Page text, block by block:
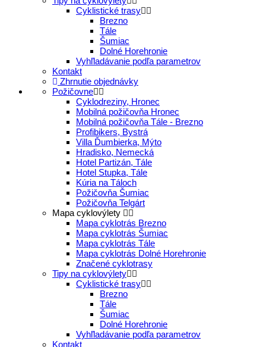
Cyklistické trasy
Brezno
Tále
Šumiac
Dolné Horehronie
Vyhľladávanie podľa parametrov
Kontakt
Zhrnutie objednávky
Požičovne
Cyklodreziny, Hronec
Mobilná požičovňa Hronec
Mobilná požičovňa Tále - Brezno
Profibikers, Bystrá
Villa Ďumbierka, Mýto
Hradisko, Nemecká
Hotel Partizán, Tále
Hotel Stupka, Tále
Kúria na Táloch
Požičovňa Šumiac
Požičovňa Telgárt
Mapa cyklovýlety
Mapa cyklotrás Brezno
Mapa cyklotrás Šumiac
Mapa cyklotrás Tále
Mapa cyklotrás Dolné Horehronie
Značené cyklotrasy
Tipy na cyklovýlety
Cyklistické trasy
Brezno
Tále
Šumiac
Dolné Horehronie
Vyhľladávanie podľa parametrov
Kontakt